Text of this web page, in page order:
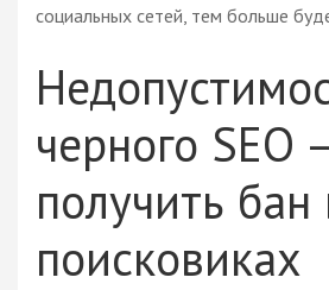
социальных сетей, тем больше
черного SEO
получить бан
поисковиках